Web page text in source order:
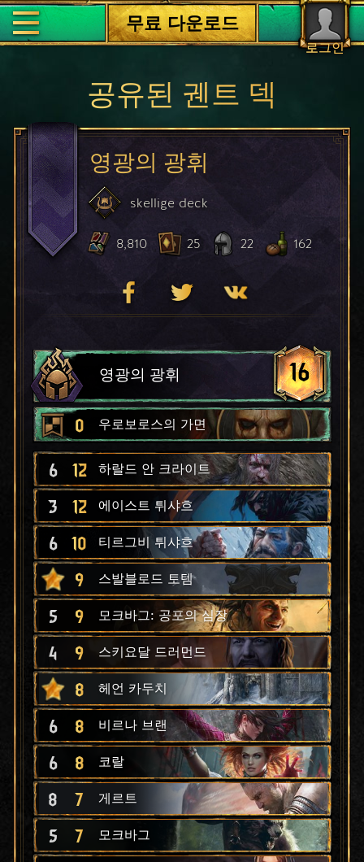
로그인
무료 다운로드
공유된 궨트 덱
영광의 광휘
skellige deck
8,810 25 22 162
영광의 광휘 16
0 우로보로스의 가면
6 12 하랄드 안 크라이트
3 12 에이스트 튀샤흐
6 10 티르그비 튀샤흐
9 스발블로드 토템
5 9 모크바그: 공포의 심장
4 9 스키요달 드러먼드
8 헤언 카두치
6 8 비르나 브랜
6 8 코랄
8 7 게르트
5 7 모크바그